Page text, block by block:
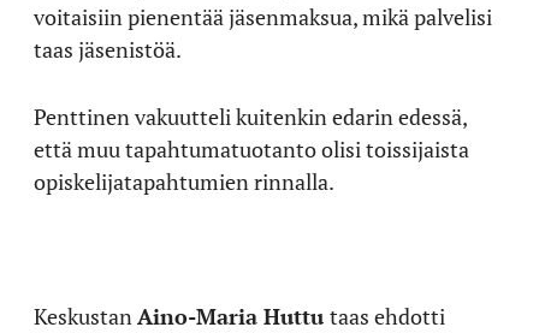
voitaisiin pienentää jäsenmaksua, mikä palvelisi
taas jäsenistöä.
Penttinen vakuutteli kuitenkin edarin edessä,
että muu tapahtumatuotanto olisi toissijaista
opiskelijatapahtumien rinnalla.
KeskustanAino-Maria Huttu taas ehdotti